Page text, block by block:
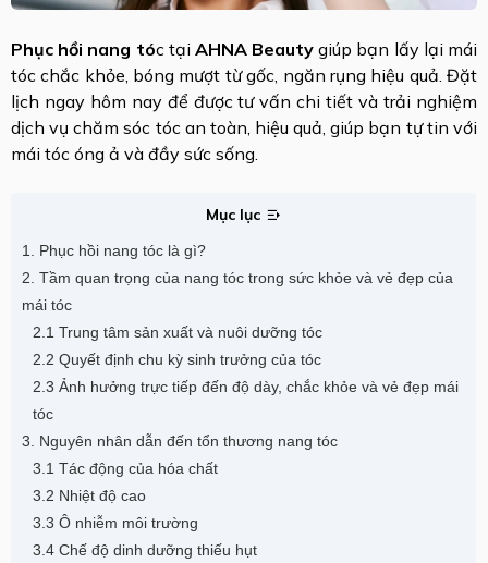
Phục hồi nang tóc tại AHNA Beautygiúp bạn lấy lại mái
tóc chắc khỏe, bóng mượt từ gốc, ngăn rụng hiệu quả. Đặt
lịch ngay hôm nay để được tư vấn chi tiết và trải nghiệm
dịch vụ chăm sóc tóc an toàn, hiệu quả, giúp bạn tự tin với
mái tóc óng ả và đầy sức sống.
Mục lục
1. Phục hồi nang tóc là gì?
2. Tầm quan trọng của nang tóc trong sức khỏe và vẻ đẹp của
mái tóc
2.1 Trung tâm sản xuất và nuôi dưỡng tóc
2.2 Quyết định chu kỳ sinh trưởng của tóc
2.3 Ảnh hưởng trực tiếp đến độ dày, chắc khỏe và vẻ đẹp mái
tóc
3. Nguyên nhân dẫn đến tổn thương nang tóc
3.1 Tác động của hóa chất
3.2 Nhiệt độ cao
3.3 Ô nhiễm môi trường
3.4 Chế độ dinh dưỡng thiếu hụt